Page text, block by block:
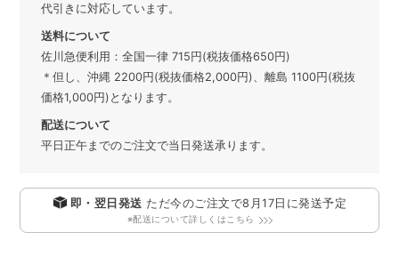
代引きに対応しています。
送料について
佐川急便利用：全国一律 715円(税抜価格650円)
＊但し、沖縄 2200円(税抜価格2,000円)、離島 1100円(税抜
価格1,000円)となります。
配送について
平日正午までのご注文で当日発送承ります。
即・翌日発送 ただ今のご注文で8月17日 に発送予定
※配送について詳しくはこちら